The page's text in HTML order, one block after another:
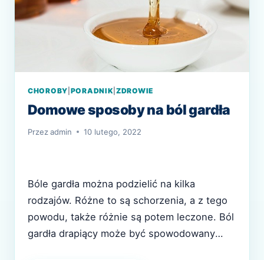
CHOROBY PORADNIK |ZDROWIE
Domowe sposoby na ból gardła
Przezadmin 10 lutego, 2022
Bóle gardła można podzielić na kilka
rodzajów. Różne to są schorzenia, a z tego
powodu, także różnie są potem leczone. Ból
gardła drapiący może być spowodowany